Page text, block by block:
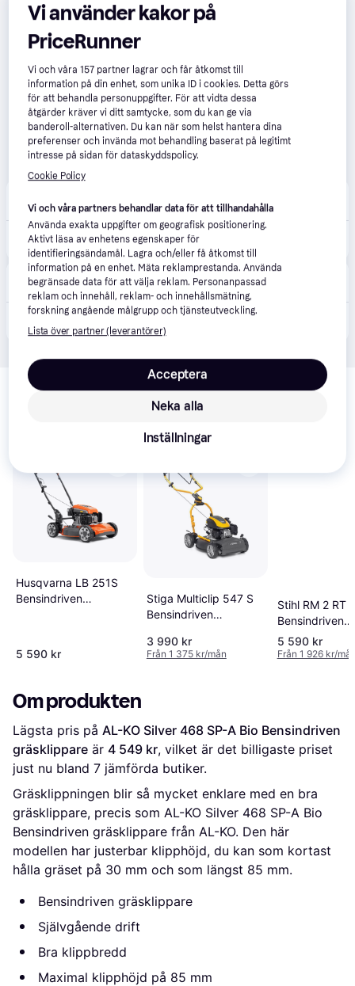
Fri frakt
Eller 1 926 kr/mån
Proffsmagasinet (549)
Beställningsvara
Relaterade produkter
Vi har plockat fram ett urval av produkter som kanske skulle
Husqvarna LB 251S
Bensindriven
5 590 kr
Stiga Multiclip 547 S
Bensindriven
3 990 kr
Från 1 375 kr/mån
Stihl RM 2 RT
Bensindriven
gräsklippare
5 590 kr
Från 1 926 kr/
Om produkten
Lägsta pris på AL-KO Silver 468 SP-A Bio Bensindriven
gräsklippare är 4 549 kr, vilket är det billigaste priset
just nu bland 7 jämförda butiker.
Gräsklippningen blir så mycket enklare med en bra
gräsklippare, precis som AL-KO Silver 468 SP-A Bio
Bensindriven gräsklippare från AL-KO. Den här
modellen har justerbar klipphöjd, du kan som kortast
hålla gräset på 30 mm och som längst 85 mm.
Bensindriven gräsklippare
Självgående drift
Bra klippbredd
Maximal klipphöjd på 85 mm
Vi använder kakor på
PriceRunner
Vi och våra157 partner lagrar och får åtkomst till
information på din enhet, som unika ID i cookies. Detta görs
för att behandla personuppgifter. För att vidta dessa
åtgärder kräver vi ditt samtycke, som du kan ge via
banderoll-alternativen. Du kan när som helst hantera dina
preferenser och invända mot behandling baserat på legitimt
intresse på sidan för dataskyddspolicy.
Cookie Policy
Vi och våra partners behandlar data för att tillhandahålla
Använda exakta uppgifter om geografisk positionering.
Aktivt läsa av enhetens egenskaper för
identifieringsändamål. Lagra och/eller få åtkomst till
information på en enhet. Mäta reklamprestanda. Använda
begränsade data för att välja reklam. Personanpassad
reklam och innehåll, reklam- och innehållsmätning,
forskning angående målgrupp och tjänsteutveckling.
Lista över partner (leverantörer)
Neka alla
Acceptera
Inställningar